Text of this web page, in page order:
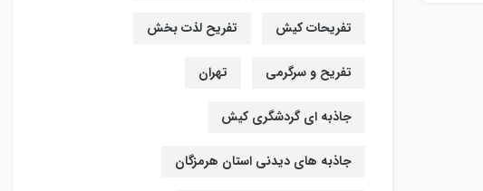
تفریحات کیش تفریح لذت بخش
تفریح و سرگرمی تهران
جاذبه ای گردشگری کیش
جاذبه های دیدنی استان هرمزگان